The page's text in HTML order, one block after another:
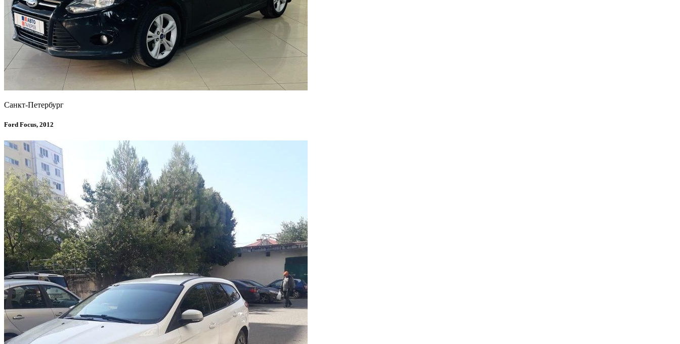
Санкт-Петербург
Ford Focus, 2012